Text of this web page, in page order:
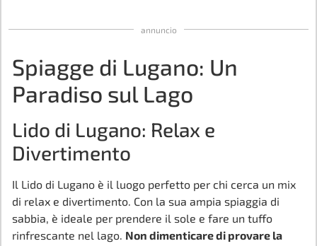
annuncio
Spiagge di Lugano: Un
Paradiso sul Lago
Lido di Lugano: Relax e
Divertimento
Il Lido di Lugano è il luogo perfetto per chi cerca un mix
di relax e divertimento. Con la sua ampia spiaggia di
sabbia, è ideale per prendere il sole e fare un tuffo
rinfrescante nel lago. Non dimenticare di provare la